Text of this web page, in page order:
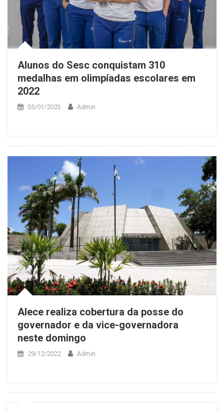
Alunos do Sesc conquistam 310
medalhas em olimpíadas escolares em
2022
05/01/2023 Admin
Alece realiza cobertura da posse do
governador e da vice-governadora
neste domingo
29/12/2022 Admin